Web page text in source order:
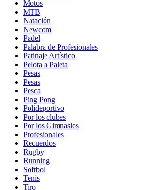
Motos
MTB
Natación
Newcom
Padel
Palabra de Profesionales
Patinaje Artístico
Pelota a Paleta
Pesas
Pesas
Pesca
Ping Pong
Polideportivo
Por los clubes
Por los Gimnasios
Profesionales
Recuerdos
Rugby
Running
Softbol
Tenis
Tiro